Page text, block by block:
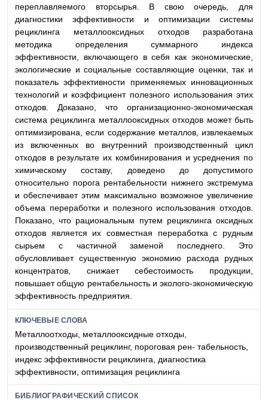
переплавляемого вторсырья. В свою очередь, для
диагностики эффективности и оптимизации системы
рециклинга металлооксидных отходов разработана
методика определения суммарного индекса
эффективности, включающего в себя как экономические,
экологические и социальные составляющие оценки, так и
показатель эффективности применяемых инновационных
технологий и коэффициент полезного использования этих
отходов. Доказано, что организационно-экономическая
система рециклинга металлооксидных отходов может быть
оптимизирована, если содержание металлов, извлекаемых
из включенных во внутренний производственный цикл
отходов в результате их комбинирования и усреднения по
химическому составу, доведено до допустимого
относительно порога рентабельности нижнего экстремума
и обеспечивает этим максимально возможное увеличение
объема переработки и полезного использования отходов.
Показано, что рациональным путем рециклинга оксидных
отходов является их совместная переработка с рудным
сырьем с частичной заменой последнего. Это
обусловливает существенную экономию расхода рудных
концентратов, снижает себестоимость продукции,
повышает общую рентабельность и эколого-экономическую
эффективность предприятия.
КЛЮЧЕВЫЕ СЛОВА
Металлоотходы, металлооксидные отходы,
производственный рециклинг, пороговая рен- табельность,
индекс эффективности рециклинга, диагностика
эффективности, оптимизация рециклинга
БИБЛИОГРАФИЧЕСКИЙ СПИСОК